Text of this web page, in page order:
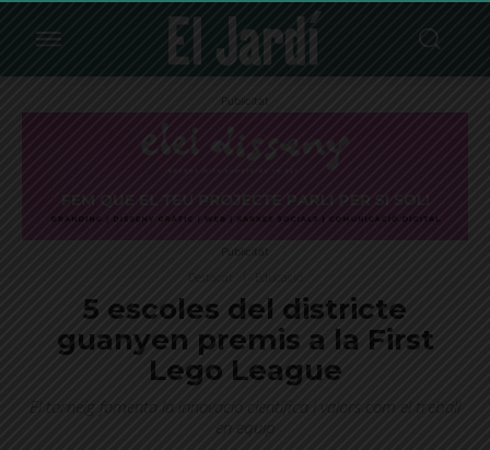
Publicitat
Publicitat
5 escoles del districte
guanyen premis a la First
Lego League
El torneig fomenta la innovació científica i valors com el treball
en equip